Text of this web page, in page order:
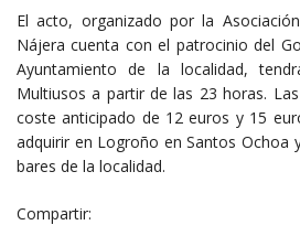
El acto, organizado por la
Nájera cuenta con el patrocinio del
Ayuntamiento de la localidad,
Multiusos a partir de las 23 horas.
coste anticipado de 12 euros y 15
adquirir en Logroño en Santos Ochoa
bares de la localidad.
Compartir: